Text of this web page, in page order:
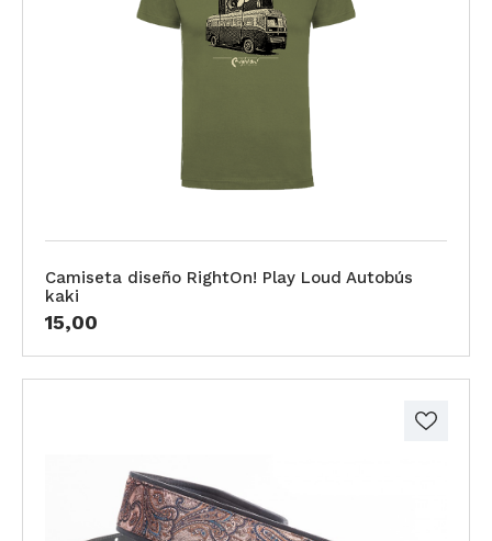
Camiseta diseño RightOn! Play Loud Autobús
kaki
15,00